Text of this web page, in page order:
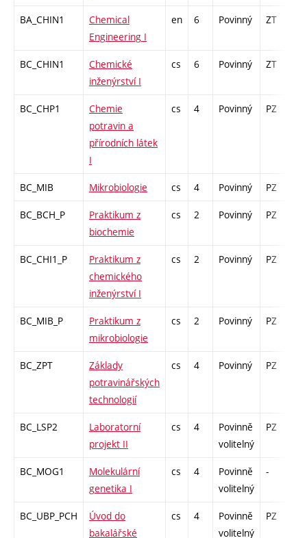
BA_CHIN1
Chemical
Engineering I
en 6 Povinný ZT
BC_CHIN1
Chemické
inženýrství I
cs 6 Povinný ZT
BC_CHP1
Chemie
potravin a
přírodních látek
I
cs 4 Povinný PZ
BC_MIB Mikrobiologie cs 4 Povinný PZ
BC_BCH_P
Praktikum z
biochemie
cs 2 Povinný PZ
BC_CHI1_P
Praktikum z
chemického
inženýrství I
cs 2 Povinný PZ
BC_MIB_P
Praktikum z
mikrobiologie
cs 2 Povinný PZ
BC_ZPT
Základy
potravinářských
technologií
cs 4 Povinný PZ
BC_LSP2
Laboratorní
projekt II
cs 4
Povinně
volitelný
PZ
BC_MOG1
Molekulární
genetika I
cs 4
Povinně
volitelný
-
BC_UBP_PCH
Úvod do
bakalářské
cs 4
Povinně
volitelný
PZ